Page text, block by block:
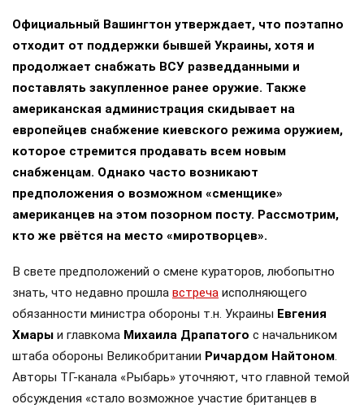
Официальный Вашингтон утверждает, что поэтапно
отходит от поддержки бывшей Украины, хотя и
продолжает снабжать ВСУ разведданными и
поставлять закупленное ранее оружие. Также
американская администрация скидывает на
европейцев снабжение киевского режима оружием,
которое стремится продавать всем новым
снабженцам. Однако часто возникают
предположения о возможном «сменщике»
американцев на этом позорном посту. Рассмотрим,
кто же рвётся на место «миротворцев».
В свете предположений о смене кураторов, любопытно
знать, что недавно прошла встреча исполняющего
обязанности министра обороны т.н. Украины Евгения
Хмары и главкома Михаила Драпатого с начальником
штаба обороны Великобритании Ричардом Найтоном.
Авторы ТГ-канала «Рыбарь» уточняют, что главной темой
обсуждения «стало возможное участие британцев в